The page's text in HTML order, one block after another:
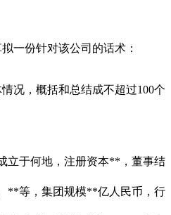
一份针对该公司的话术：
况，概括和总结成不超过100个
于何地，注册资本**，董事结
**等，集团规模**亿人民币，行